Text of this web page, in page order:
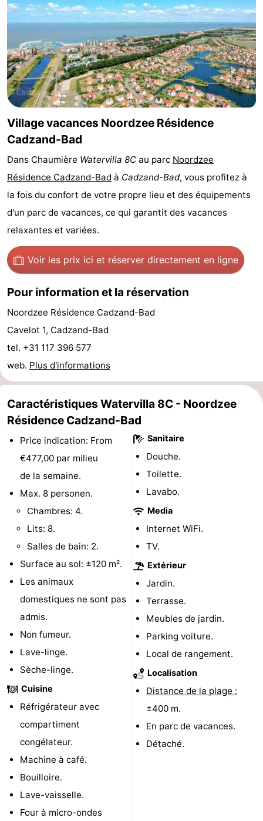
Nieuwvliet-
Bad
Zonneweelde
-
Zwinhoeve
Hôtels
Last
minutes
Plages
Voir
faire
d'intérêt
-
Monuments
-
Moulins
-
de
vue
Attractions
-
Croisières
-
Terrains
jeux
-
de
jeux
intérieures
Bowling
-
Parcours
mini-
Centres
bien-
Villages
&
villes
Nature
Sports
Piscines
Faire
vélo
Randonnée
Équitation
-
de
Surfen
-
Sportive
Equitation
Glossopètre
des
Boire
Village vacances Noordzee Résidence
Cadzand-Bad
Dans Chaumière Watervilla 8C au parc Noordzee
Résidence Cadzand-Bad à Cadzand-Bad, vous profitez à
la fois du confort de votre propre lieu et des équipements
d'un parc de vacances, ce qui garantit des vacances
relaxantes et variées.
Voir les prix ici et réserver directement en ligne
Pour information et la réservation
Noordzee Résidence Cadzand-Bad
Cavelot 1, Cadzand-Bad
tel. +31 117 396 577
web. Plus d'informations
Caractéristiques Watervilla 8C - Noordzee
Résidence Cadzand-Bad
Price indication: From
€477,00 par milieu
de la semaine.
Max. 8 personen.
Chambres: 4.
Lits: 8.
Salles de bain: 2.
Surface au sol: ±120 m².
Les animaux
domestiques ne sont pas
admis.
Non fumeur.
Lave-linge.
Sèche-linge.
Cuisine
Réfrigérateur avec
compartiment
congélateur.
Machine à café.
Bouilloire.
Lave-vaisselle.
Four à micro-ondes
Sanitaire
Douche.
Toilette.
Lavabo.
Media
Internet WiFi.
TV.
Extérieur
Jardin.
Terrasse.
Meubles de jardin.
Parking voiture.
Local de rangement.
Localisation
Distance de la plage :
±400 m.
En parc de vacances.
Détaché.